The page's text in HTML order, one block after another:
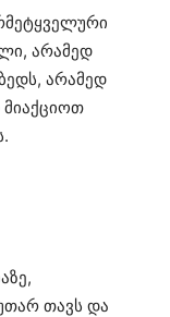
არამედ
არამედ
თავს და